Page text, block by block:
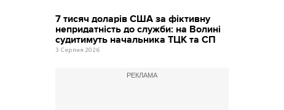
7 тисяч доларів США за фіктивну
непридатність до служби: на Волині
судитимуть начальника ТЦК та СП
3 Серпня 2026
РЕКЛАМА